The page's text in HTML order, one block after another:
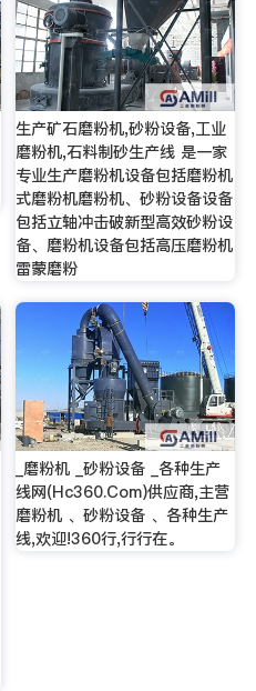
生产矿石磨粉机,砂粉设备,工业
磨粉机,石料制砂生产线 是一家
专业生产磨粉机设备包括磨粉机
式磨粉机磨粉机、砂粉设备设备
包括立轴冲击破新型高效砂粉设
备、磨粉机设备包括高压磨粉机
雷蒙磨粉
_磨粉机 _砂粉设备 _各种生产
线网(Hc360.Com)供应商,主营
磨粉机 、砂粉设备 、各种生产
线,欢迎!360行,行行在。